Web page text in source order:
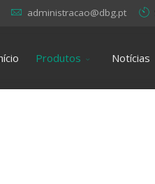
administracao@dbg.pt
Produtos Notícias